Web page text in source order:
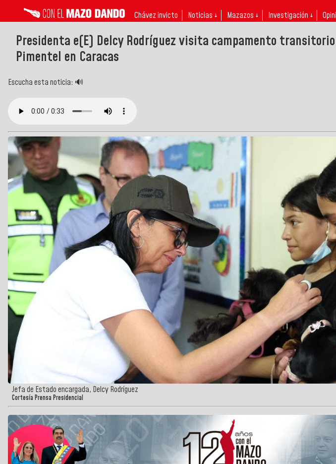
Chávez invicto Noticias ↓ Mazazos ↓ Investigación ↓
Presidenta e(E) Delcy Rodríguez visita campamento transitorio
Pimentel en Caracas
Escucha esta noticia: 🔊
Jefa de Estado encargada, Delcy Rodríguez
Cortesía Prensa Presidencial